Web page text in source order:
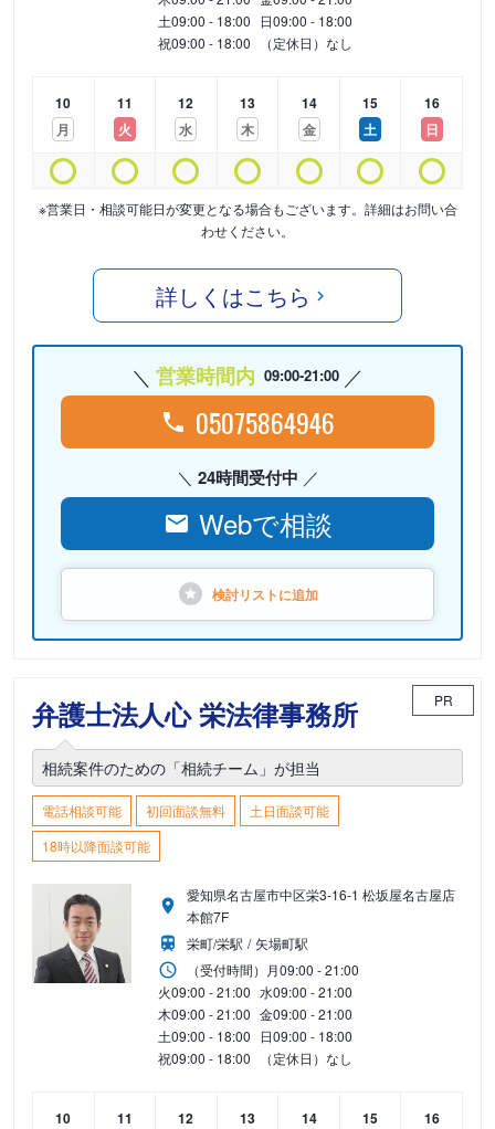
土09:00 - 18:00 日09:00 - 18:00
祝09:00 - 18:00 （定休日）なし
10
月
11
火
12
水
13
木
14
金
15
土
16
日
※営業日・相談可能日が変更となる場合もございます。詳細はお問い合
わせください。
詳しくはこちら
営業時間内 09:00-21:00
05075864946
24時間受付中
Webで相談
検討リストに追加
弁護士法人心 栄法律事務所 PR
相続案件のための「相続チーム」が担当
電話相談可能 初回面談無料
土日面談可能
18時以降面談可能
愛知県名古屋市中区栄3-16-1 松坂屋名古屋店
本館7F
栄町/栄駅
矢場町駅
（受付時間） 月09:00 - 21:00
火09:00 - 21:00 水09:00 - 21:00
木09:00 - 21:00 金09:00 - 21:00
土09:00 - 18:00 日09:00 - 18:00
祝09:00 - 18:00 （定休日）なし
10
11
12
13
14
15
16